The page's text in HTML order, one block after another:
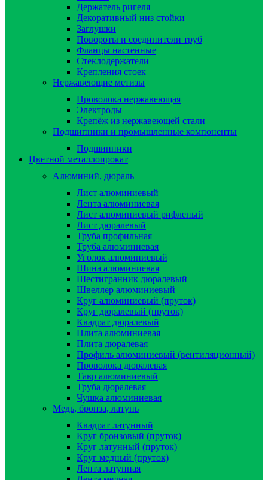
Держатель ригеля
Декоративный низ стойки
Заглушки
Повороты и соединители труб
Фланцы настенные
Стеклодержатели
Крепления стоек
Нержавеющие метизы
Проволока нержавеющая
Электроды
Крепёж из нержавеющей стали
Подшипники и промышленные компоненты
Подшипники
Цветной металлопрокат
Алюминий, дюраль
Лист алюминиевый
Лента алюминиевая
Лист алюминиевый рифленый
Лист дюралевый
Труба профильная
Труба алюминиевая
Уголок алюминиевый
Шина алюминиевая
Шестигранник дюралевый
Швеллер алюминиевый
Круг алюминиевый (пруток)
Круг дюралевый (пруток)
Квадрат дюралевый
Плита алюминиевая
Плита дюралевая
Профиль алюминиевый (вентиляционный)
Проволока дюралевая
Тавр алюминиевый
Труба дюралевая
Чушка алюминиевая
Медь, бронза, латунь
Квадрат латунный
Круг бронзовый (пруток)
Круг латунный (пруток)
Круг медный (пруток)
Лента латунная